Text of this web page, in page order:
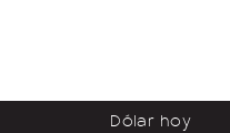
Dólar hoy